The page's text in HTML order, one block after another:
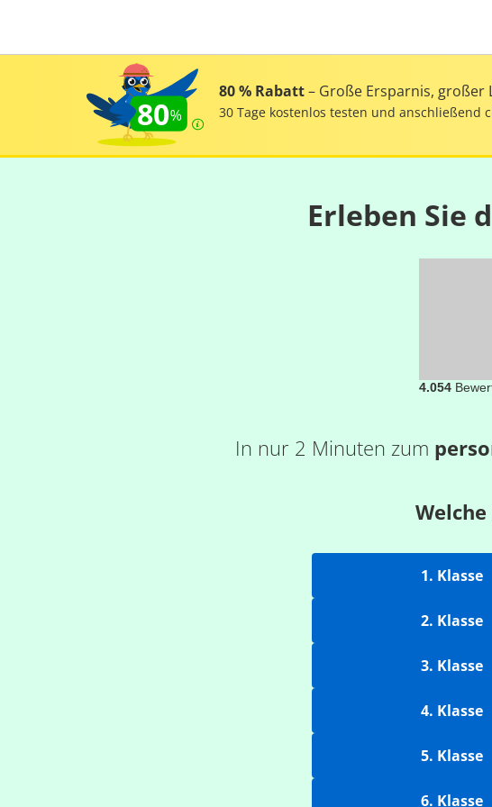
80
80 % Rabatt– Große Ersparnis, großer
30 Tage kostenlos testen und anschließend
Erleben Sie
4.054
In nur 2 Minuten zum
1. Klasse
2. Klasse
3. Klasse
4. Klasse
5. Klasse
6. Klasse